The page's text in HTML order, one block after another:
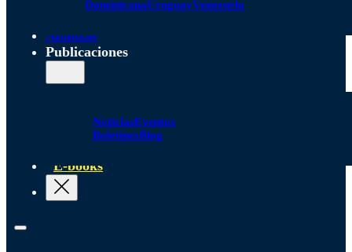
DominicanaUruguayVenezuela
Alianzas
Publicaciones
NoticiasEventos
BoletinesBlog
E-books